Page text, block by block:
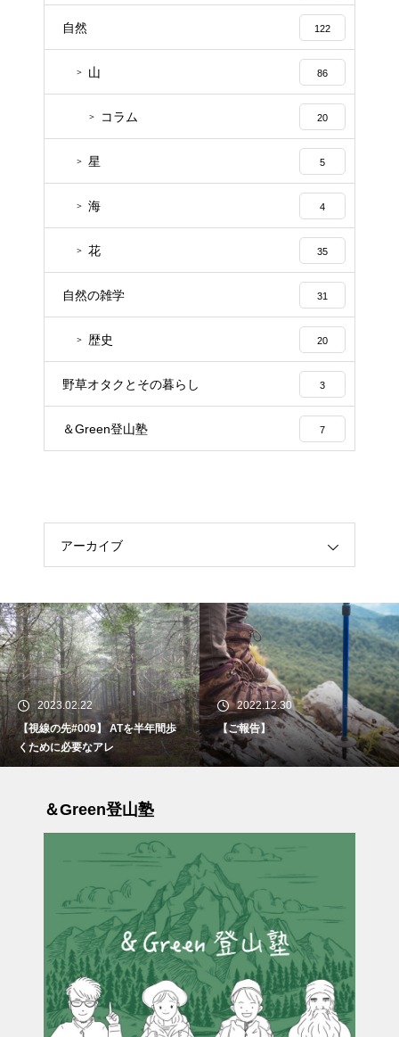
自然 122
山 86
コラム 20
星 5
海 4
花 35
自然の雑学 31
歴史 20
野草オタクとその暮らし 3
＆Green登山塾 7
アーカイブ
2023.02.22
【視線の先#009】 ATを半年間歩
くために必要なアレ
2022.12.30
【ご報告】
＆Green登山塾